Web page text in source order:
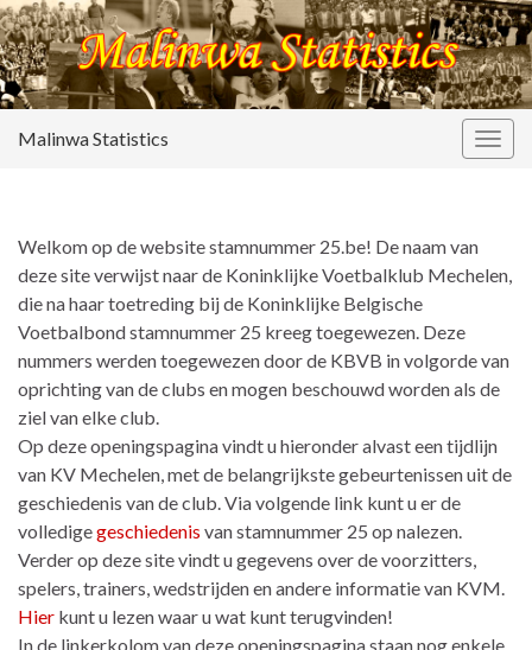
Malinwa Statistics
Welkom op de website stamnummer 25.be! De naam van
deze site verwijst naar de Koninklijke Voetbalklub Mechelen,
die na haar toetreding bij de Koninklijke Belgische
Voetbalbond stamnummer 25 kreeg toegewezen. Deze
nummers werden toegewezen door de KBVB in volgorde van
oprichting van de clubs en mogen beschouwd worden als de
ziel van elke club.
Op deze openingspagina vindt u hieronder alvast een tijdlijn
van KV Mechelen, met de belangrijkste gebeurtenissen uit de
geschiedenis van de club. Via volgende link kunt u er de
volledigegeschiedenis van stamnummer 25 op nalezen.
Verder op deze site vindt u gegevens over de voorzitters,
spelers, trainers, wedstrijden en andere informatie van KVM.
Hier kunt u lezen waar u wat kunt terugvinden!
In de linkerkolom van deze openingspagina staan nog enkele